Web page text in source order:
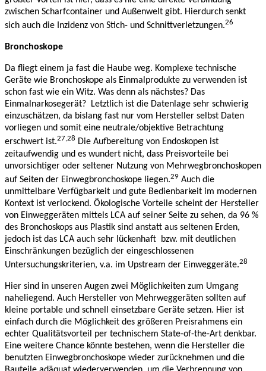
zwischen Scharfcontainer und Außenwelt gibt. Hierdurch senkt
sich auch die Inzidenz von Stich- und Schnittverletzungen.26
Bronchoskope
Da fliegt einem ja fast die Haube weg. Komplexe technische
Geräte wie Bronchoskope als Einmalprodukte zu verwenden ist
schon fast wie ein Witz. Was denn als nächstes? Das
Einmalnarkosegerät? Letztlich ist die Datenlage sehr schwierig
einzuschätzen, da bislang fast nur vom Hersteller selbst Daten
vorliegen und somit eine neutrale/objektive Betrachtung
erschwert ist.27,28 Die Aufbereitung von Endoskopen ist
zeitaufwendig und es wundert nicht, dass Preisvorteile bei
unvorsichtiger oder seltener Nutzung von Mehrwegbronchoskopen
auf Seiten der Einwegbronchoskope liegen.29 Auch die
unmittelbare Verfügbarkeit und gute Bedienbarkeit im modernen
Kontext ist verlockend. Ökologische Vorteile scheint der Hersteller
von Einweggeräten mittels LCA auf seiner Seite zu sehen, da 96 %
des Bronchoskops aus Plastik sind anstatt aus seltenen Erden,
jedoch ist das LCA auch sehr lückenhaft bzw. mit deutlichen
Einschränkungen bezüglich der eingeschlossenen
Untersuchungskriterien, v.a. im Upstream der Einweggeräte.28
Hier sind in unseren Augen zwei Möglichkeiten zum Umgang
naheliegend. Auch Hersteller von Mehrweggeräten sollten auf
kleine portable und schnell einsetzbare Geräte setzen. Hier ist
einfach durch die Möglichkeit des größeren Preisrahmens ein
echter Qualitätsvorteil per technischem State-of-the-Art denkbar.
Eine weitere Chance könnte bestehen, wenn die Hersteller die
benutzten Einwegbronchoskope wieder zurücknehmen und die